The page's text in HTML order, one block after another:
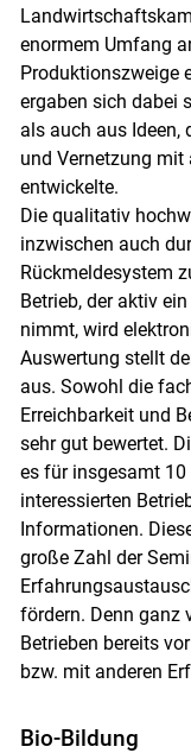
enormem Umfang
Produktionszweige
ergaben sich dabei
als auch aus Ideen,
und Vernetzung mit
entwickelte.
Die qualitativ
inzwischen auch
Rückmeldesystem
Betrieb, der aktiv
nimmt, wird
Auswertung stellt
aus. Sowohl die
Erreichbarkeit und
sehr gut bewertet.
es für insgesamt 10
interessierten
Informationen.
große Zahl der
fördern. Denn ganz
Betrieben bereits
bzw. mit anderen
Bio-Bildung